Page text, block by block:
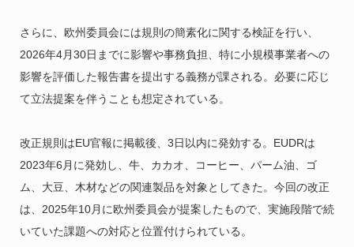
さらに、欧州委員会には規則の簡素化に関する検証を行い、
2026年4月30日までに影響や事務負担、特に小規模事業者への
影響を評価した報告書を提出する義務が課される。必要に応じ
て立法提案を伴うことも想定されている。
改正規則はEU官報に掲載後、3日以内に発効する。EUDRは
2023年6月に発効し、牛、カカオ、コーヒー、パーム油、ゴ
ム、大豆、木材などの関連製品を対象としてきた。今回の改正
は、2025年10月に欧州委員会が提案したもので、実施段階で続
いていた課題への対応と位置付けられている。